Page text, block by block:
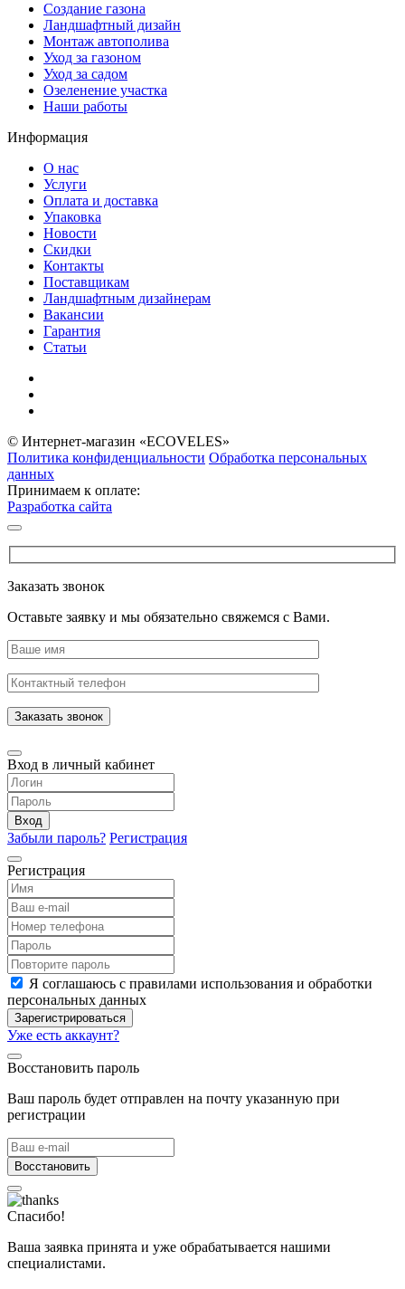
Создание газона
Ландшафтный дизайн
Монтаж автополива
Уход за газоном
Уход за садом
Озеленение участка
Наши работы
Информация
О нас
Услуги
Оплата и доставка
Упаковка
Новости
Скидки
Контакты
Поставщикам
Ландшафтным дизайнерам
Вакансии
Гарантия
Статьи
© Интернет-магазин «ECOVELES»
Политика конфиденциальности Обработка персональных
данных
Принимаем к оплате:
Разработка сайта
Заказать звонок
Оставьте заявку и мы обязательно свяжемся с Вами.
Заказать звонок
Вход в личный кабинет
Вход
Забыли пароль? Регистрация
Регистрация
Я соглашаюсь с правилами использования и обработки
персональных данных
Зарегистрироваться
Уже есть аккаунт?
Восстановить пароль
Ваш пароль будет отправлен на почту указанную при
регистрации
Восстановить
Спасибо!
Ваша заявка принята и уже обрабатывается нашими
специалистами.